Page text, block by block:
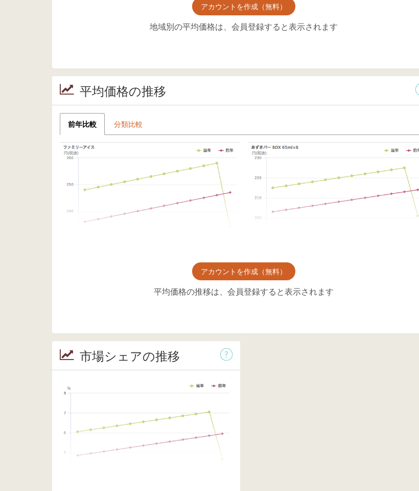
アカウントを作成（無料）
地域別の平均価格は、会員登録すると表示されます
平均価格の推移
前年比較 分類比較
アカウントを作成（無料）
平均価格の推移は、会員登録すると表示されます
市場シェアの推移